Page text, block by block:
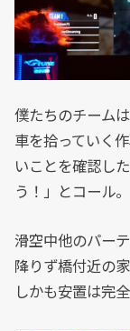
僕たちのチーム
車を拾っていく
いことを確認し
う！」とコール。
滑空中他のパー
降りず橋付近の
しかも安置は完